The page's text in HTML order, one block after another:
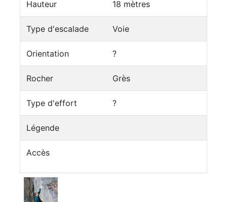
Hauteur 18 mètres
Type d'escalade Voie
Orientation ?
Rocher Grès
Type d'effort ?
Légende
Accès